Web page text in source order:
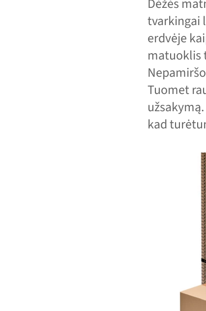
Dėžės
tvarkingai
erdvėje
matuoklis
Tuomet
kad